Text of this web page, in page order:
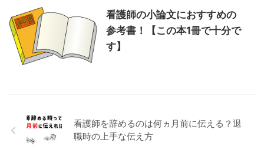
看護師の小論文におすすめの
参考書！【この本1冊で十分で
す】
看護師を辞めるのは何ヵ月前に伝える？退
職時の上手な伝え方